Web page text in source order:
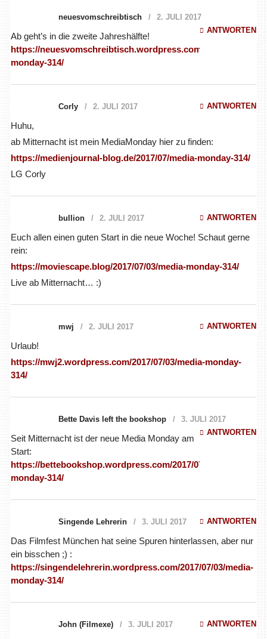
neuesvomschreibtisch
2. JULI 2017
ANTWORTEN
Ab geht’s in die zweite Jahreshälfte!
https://neuesvomschreibtisch.wordpress.com/2017/07/03/
monday-314/
Corly 2. JULI 2017 ANTWORTEN
Huhu,
ab Mitternacht ist mein MediaMonday hier zu finden:
https://medienjournal-blog.de/2017/07/media-monday-314/
LG Corly
bullion 2. JULI 2017 ANTWORTEN
Euch allen einen guten Start in die neue Woche! Schaut gerne
rein:
https://moviescape.blog/2017/07/03/media-monday-314/
Live ab Mitternacht… :)
mwj 2. JULI 2017 ANTWORTEN
Urlaub!
https://mwj2.wordpress.com/2017/07/03/media-monday-
314/
Bette Davis left the bookshop
3. JULI 2017
ANTWORTEN
Seit Mitternacht ist der neue Media Monday am
Start:
https://bettebookshop.wordpress.com/2017/07/03/media-
monday-314/
Singende Lehrerin 3. JULI 2017 ANTWORTEN
Das Filmfest München hat seine Spuren hinterlassen, aber nur
ein bisschen ;) :
https://singendelehrerin.wordpress.com/2017/07/03/media-
monday-314/
John (Filmexe) 3. JULI 2017 ANTWORTEN